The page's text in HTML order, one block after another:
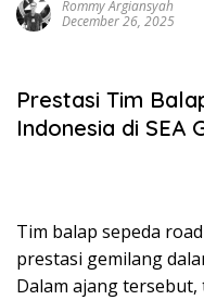
Rommy Argiansyah
December 26, 2025
Prestasi Tim
Indonesia di SEA
Tim balap sepeda
prestasi gemilang
Dalam ajang